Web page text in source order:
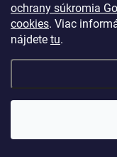
ochrany súkromia
cookies. Viac
nájdete tu.